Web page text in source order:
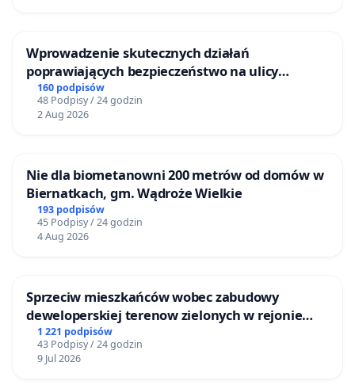
Wprowadzenie skutecznych działań
poprawiających bezpieczeństwo na ulicy
Żeromskiego w Otwocku
160 podpisów
48 Podpisy / 24 godzin
2 Aug 2026
Nie dla biometanowni 200 metrów od domów w
Biernatkach, gm. Wądroże Wielkie
193 podpisów
45 Podpisy / 24 godzin
4 Aug 2026
Sprzeciw mieszkańców wobec zabudowy
deweloperskiej terenow zielonych w rejonie
Bulwarów Straceńskich w Bielsku-Białej
1 221 podpisów
43 Podpisy / 24 godzin
9 Jul 2026